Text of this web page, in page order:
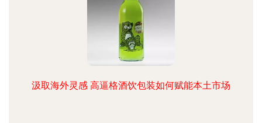
汲取海外灵感 高逼格酒饮包装如何赋能本土市场